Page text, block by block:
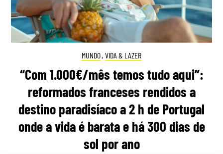
MUNDO, VIDA & LAZER
“Com 1.000€/mês temos tudo aqui”:
reformados franceses rendidos a
destino paradisíaco a 2 h de Portugal
onde a vida é barata e há 300 dias de
sol por ano